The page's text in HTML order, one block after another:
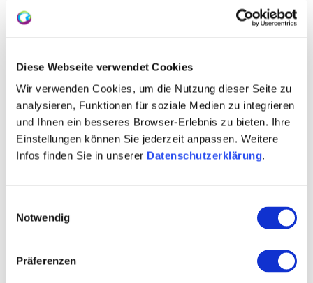
Diese Webseite verwendet Cookies
Wir verwenden Cookies, um die Nutzung dieser Seite zu
analysieren, Funktionen für soziale Medien zu integrieren
und Ihnen ein besseres Browser-Erlebnis zu bieten. Ihre
Einstellungen können Sie jederzeit anpassen. Weitere
Infos finden Sie in unserer Datenschutzerklärung.
Notwendig
Präferenzen